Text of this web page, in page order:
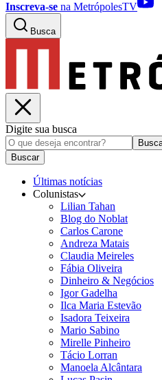
Inscreva-se na MetrópolesTV
Busca
Digite sua busca
Buscar
Últimas notícias
Colunistas
Lilian Tahan
Blog do Noblat
Carlos Carone
Andreza Matais
Claudia Meireles
Fábia Oliveira
Dinheiro & Negócios
Igor Gadelha
Ilca Maria Estevão
Isadora Teixeira
Mario Sabino
Mirelle Pinheiro
Tácio Lorran
Manoela Alcântara